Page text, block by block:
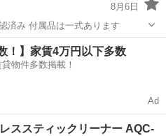
8月6日
済み 付属品は一式あります
生活家電
！】家賃4万円以下多数
物件多数掲載！
Ad
ススティックリーナー AQC-